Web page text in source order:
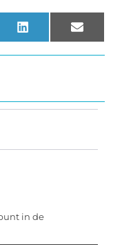
LinkedIn Email
in de